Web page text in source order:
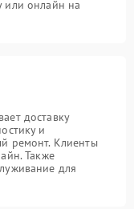
или онлайн на
доставку
и
ремонт. Клиенты
Также
для